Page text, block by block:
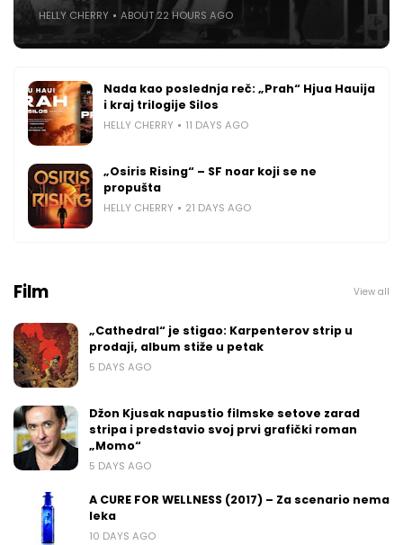
HELLY CHERRY ABOUT 22 HOURS AGO
Nada kao poslednja reč: „Prah“ Hjua Hauija
i kraj trilogije Silos
HELLY CHERRY 11 DAYS AGO
„Osiris Rising“ – SF noar koji se ne
propušta
HELLY CHERRY 21 DAYS AGO
Film View all
„Cathedral“ je stigao: Karpenterov strip u
prodaji, album stiže u petak
5 DAYS AGO
Džon Kjusak napustio filmske setove zarad
stripa i predstavio svoj prvi grafički roman
„Momo“
5 DAYS AGO
A CURE FOR WELLNESS (2017) – Za scenario nema
leka
10 DAYS AGO